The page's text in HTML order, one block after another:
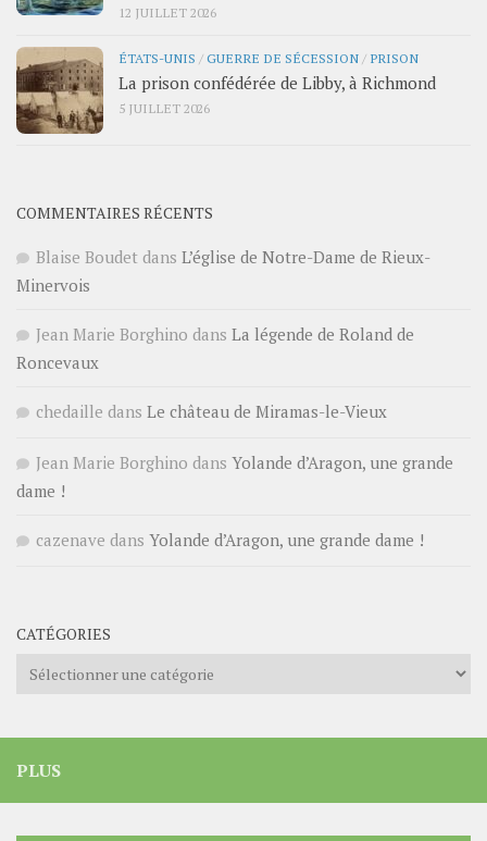
12 JUILLET 2026
ÉTATS-UNIS /GUERRE DE SÉCESSION / PRISON
La prison confédérée de Libby, à Richmond
5 JUILLET 2026
COMMENTAIRES RÉCENTS
Blaise Boudet dans L’église de Notre-Dame de Rieux-
Minervois
Jean Marie Borghino dans La légende de Roland de
Roncevaux
chedaille dans Le château de Miramas-le-Vieux
Jean Marie Borghino dans Yolande d’Aragon, une grande
dame !
cazenave dans Yolande d’Aragon, une grande dame !
CATÉGORIES
Catégories
PLUS